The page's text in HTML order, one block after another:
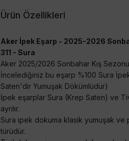
Ürün Özellikleri
Aker İpek Eşarp - 2025-2026
311 - Sura
Aker 2025/2026 Sonbahar Kış
İncelediğiniz bu eşarp %100 Sura
Saten'dir Yumuşak Dökümlüdür)
İpek eşarplar Sura (Krep Saten) ve
ayrılır.
Sura ipek dokuma klasik yumuşak ve
türüdür.